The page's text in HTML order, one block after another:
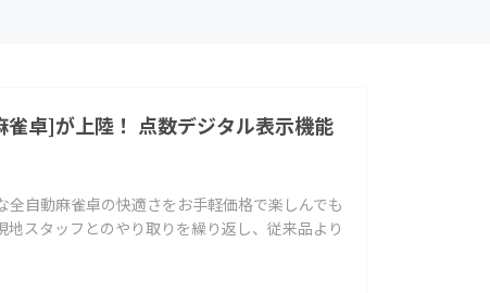
卓]が上陸！ 点数デジタル表示機能
全自動麻雀卓の快適さをお手軽価格で楽しんでも
スタッフとのやり取りを繰り返し、従来品より